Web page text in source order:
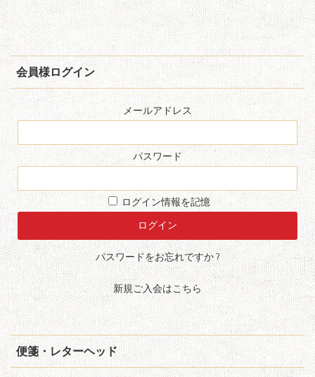
会員様ログイン
メールアドレス
パスワード
ログイン情報を記憶
パスワードをお忘れですか ?
新規ご入会はこちら
便箋・レターヘッド